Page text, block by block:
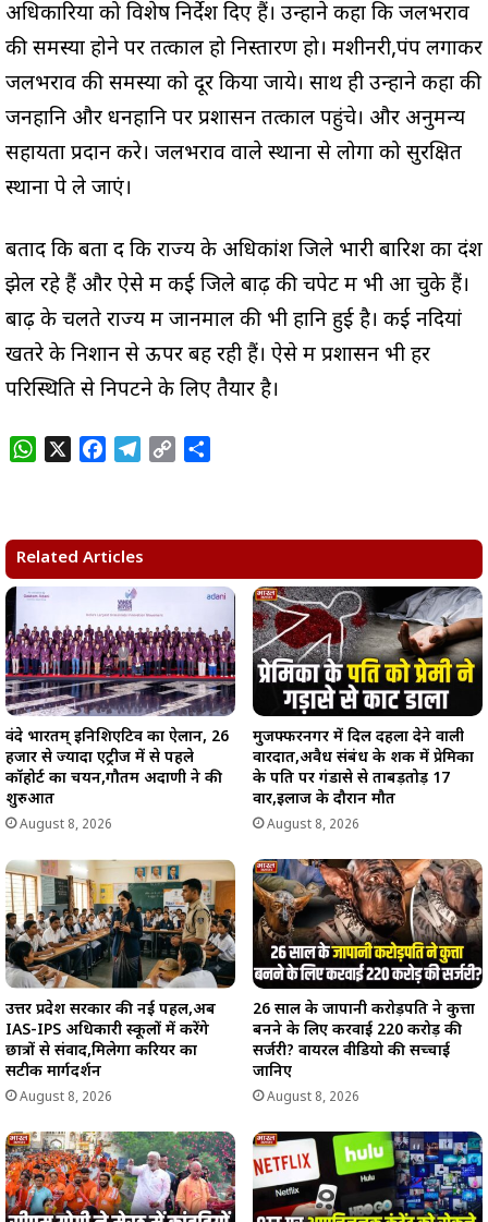
अधिकारियों को विशेष निर्देश दिए हैं। उन्होंने कहा कि जलभराव
की समस्या होने पर तत्काल हो निस्तारण हो। मशीनरी,पंप लगाकर
जलभराव की समस्या को दूर किया जाये। साथ ही उन्होंने कहा की
जनहानि और धनहानि पर प्रशासन तत्काल पहुंचे। और अनुमन्य
सहायता प्रदान करे। जलभराव वाले स्थानों से लोगों को सुरक्षित
स्थानों पे ले जाएं।
बतादें कि बता दें कि राज्य के अधिकांश जिले भारी बारिश का दंश
झेल रहे हैं और ऐसे में कई जिले बाढ़ की चपेट में भी आ चुके हैं।
बाढ़ के चलते राज्य में जानमाल की भी हानि हुई है। कई नदियां
खतरे के निशान से ऊपर बह रही हैं। ऐसे में प्रशासन भी हर
परिस्थिति से निपटने के लिए तैयार है।
W
s
A
p
p
b
o
k
g
r
m
i
k
Related Articles
वंदे भारतम् इनिशिएटिव का ऐलान, 26
हजार से ज्यादा एंट्रीज में से पहले
कॉहोर्ट का चयन,गौतम अदाणी ने की
शुरुआत
August 8, 2026
मुजफ्फरनगर में दिल दहला देने वाली
वारदात,अवैध संबंध के शक में प्रेमिका
के पति पर गंडासे से ताबड़तोड़ 17
वार,इलाज के दौरान मौत
August 8, 2026
उत्तर प्रदेश सरकार की नई पहल,अब
IAS-IPS अधिकारी स्कूलों में करेंगे
छात्रों से संवाद,मिलेगा करियर का
सटीक मार्गदर्शन
August 8, 2026
26 साल के जापानी करोड़पति ने कुत्ता
बनने के लिए करवाई 220 करोड़ की
सर्जरी? वायरल वीडियो की सच्चाई
जानिए
August 8, 2026